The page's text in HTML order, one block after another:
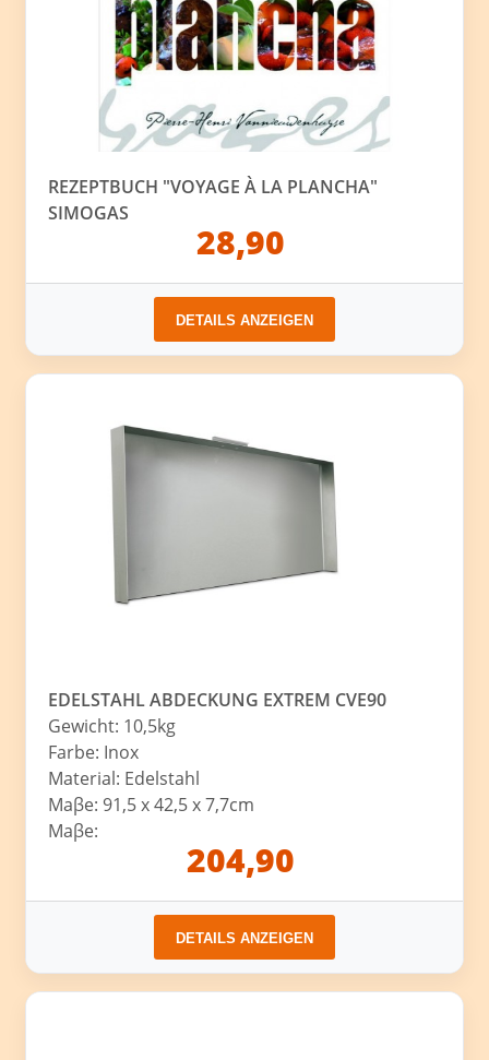
REZEPTBUCH "VOYAGE À LA PLANCHA"
SIMOGAS
28,90
DETAILS ANZEIGEN
EDELSTAHL ABDECKUNG EXTREM CVE90
Gewicht: 10,5kg
Farbe: Inox
Material: Edelstahl
Maβe: 91,5 x 42,5 x 7,7cm
Maβe:
204,90
DETAILS ANZEIGEN